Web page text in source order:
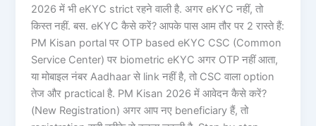
2026 में भी eKYC strict रहने वाली है. अगर eKYC नहीं, तो
किस्त नहीं. बस. eKYC कैसे करें? आपके पास आम तौर पर 2 रास्ते हैं:
PM Kisan portal पर OTP based eKYC CSC (Common
Service Center) पर biometric eKYC अगर OTP नहीं आता,
या मोबाइल नंबर Aadhaar से link नहीं है, तो CSC वाला option
तेज और practical है. PM Kisan 2026 में आवेदन कैसे करें?
(New Registration) अगर आप नए beneficiary हैं, तो